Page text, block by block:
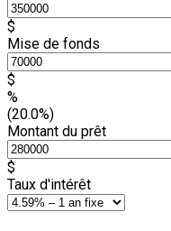
$
Mise de fonds
$
%
(20.0%)
Montant du prêt
$
Taux d'intérêt